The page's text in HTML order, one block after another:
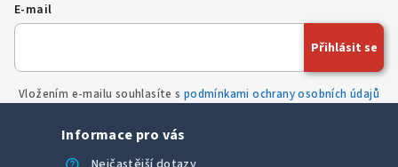
E-mail
Vložením e-mailu souhlasíte s podmínkami ochrany osobních údajů
Přihlásit se
Informace pro vás